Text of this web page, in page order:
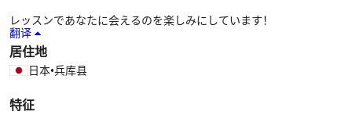
レッスンであなたに会えるのを楽しみにしています！
翻译
居住地
日本•兵库县
特征